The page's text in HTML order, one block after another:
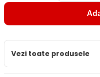
Vezi toate produsele